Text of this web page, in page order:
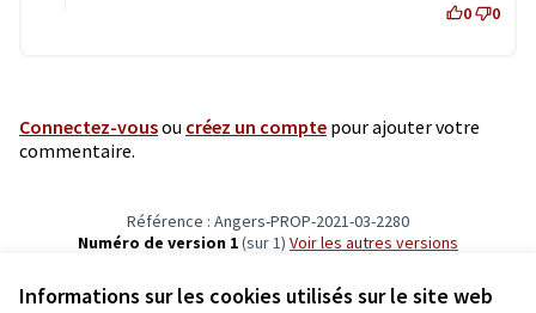
Informations sur les cookies utilisés sur le site web
0 0
Connectez-vousou créez un compte pour ajouter votre
commentaire.
Référence : Angers-PROP-2021-03-2280
Numéro de version 1(sur 1)
voir les autres versions